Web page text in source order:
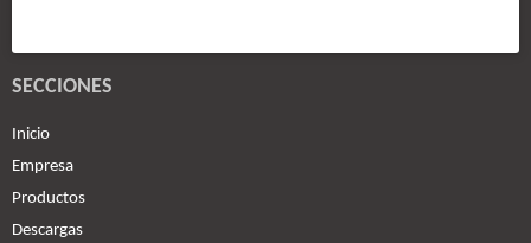
SECCIONES
Inicio
Empresa
Productos
Descargas